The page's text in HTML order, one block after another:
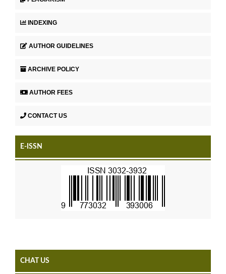
INDEXING
AUTHOR GUIDELINES
ARCHIVE POLICY
AUTHOR FEES
CONTACT US
E-ISSN
CHAT US